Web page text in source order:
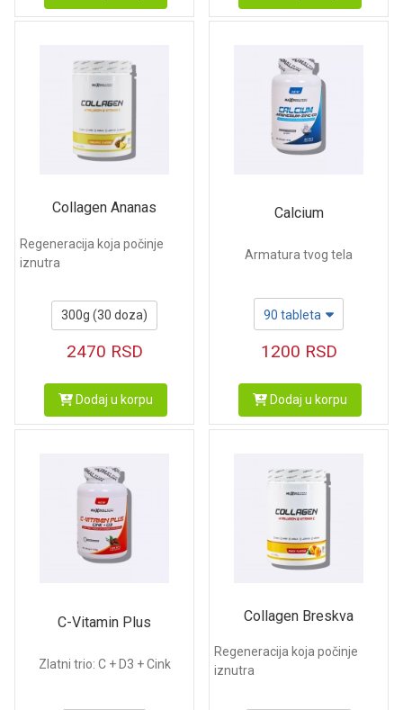
Collagen Ananas
Regeneracija koja počinje
iznutra
300g (30 doza)
2470 RSD
Dodaj u korpu
Calcium
Armatura tvog tela
90 tableta
1200 RSD
Dodaj u korpu
C-Vitamin Plus
Zlatni trio: C + D3 + Cink
Collagen Breskva
Regeneracija koja počinje
iznutra